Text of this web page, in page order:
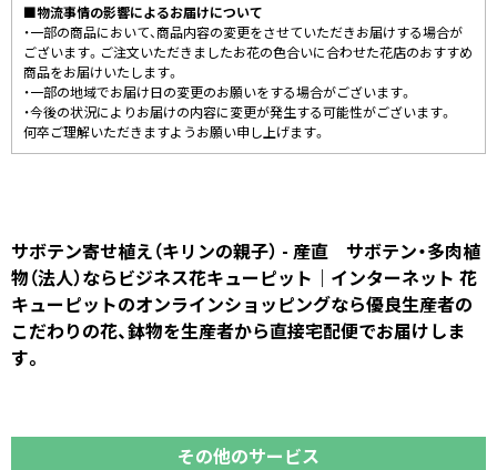
■物流事情の影響によるお届けについて
・一部の商品において、商品内容の変更をさせていただきお届けする場合が
ございます。ご注文いただきましたお花の色合いに合わせた花店のおすすめ
商品をお届けいたします。
・一部の地域でお届け日の変更のお願いをする場合がございます。
・今後の状況によりお届けの内容に変更が発生する可能性がございます。
何卒ご理解いただきますようお願い申し上げます。
サボテン寄せ植え（キリンの親子） - 産直 サボテン・多肉植
物（法人）ならビジネス花キューピット｜インターネット 花
キューピットのオンラインショッピングなら優良生産者の
こだわりの花、鉢物を生産者から直接宅配便でお届けしま
す。
その他のサービス